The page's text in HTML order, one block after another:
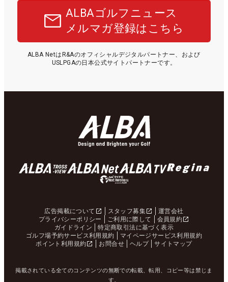
ALBAゴルフニュース
メルマガ登録はこちら
ALBA NetはR&Aのオフィシャルデジタルパートナー、および
USLPGAの日本公式サイトパートナーです。
広告掲載について スタッフ募集
運営会社
プライバシーポリシー
ご利用に際して
会員規約
ガイドライン
特定商取引法に基づく表示
ゴルフ場予約サービス利用規約
マイページサービス利用規約
ポイント利用規約
お問合せ ヘルプ サイトマップ
掲載されている全てのコンテンツの無断での転載、転用、コピー等は禁じま
す。